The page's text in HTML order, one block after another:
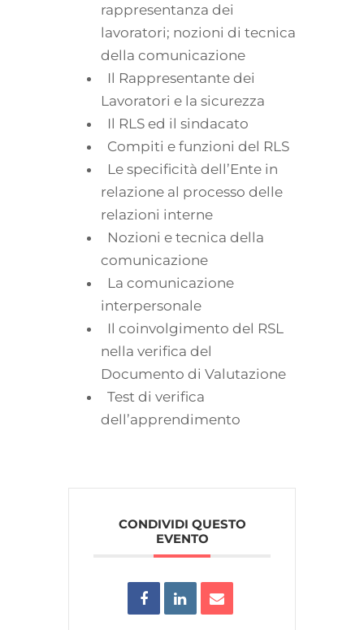
rappresentanza dei
lavoratori; nozioni di tecnica
della comunicazione
Il Rappresentante dei
Lavoratori e la sicurezza
Il RLS ed il sindacato
Compiti e funzioni del RLS
Le specificità dell’Ente in
relazione al processo delle
relazioni interne
Nozioni e tecnica della
comunicazione
La comunicazione
interpersonale
Il coinvolgimento del RSL
nella verifica del
Documento di Valutazione
Test di verifica
dell’apprendimento
CONDIVIDI QUESTO
EVENTO